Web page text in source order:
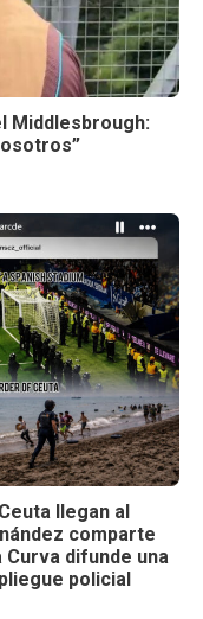
Middlesbrough:
llegan al
comparte
difunde una
policial